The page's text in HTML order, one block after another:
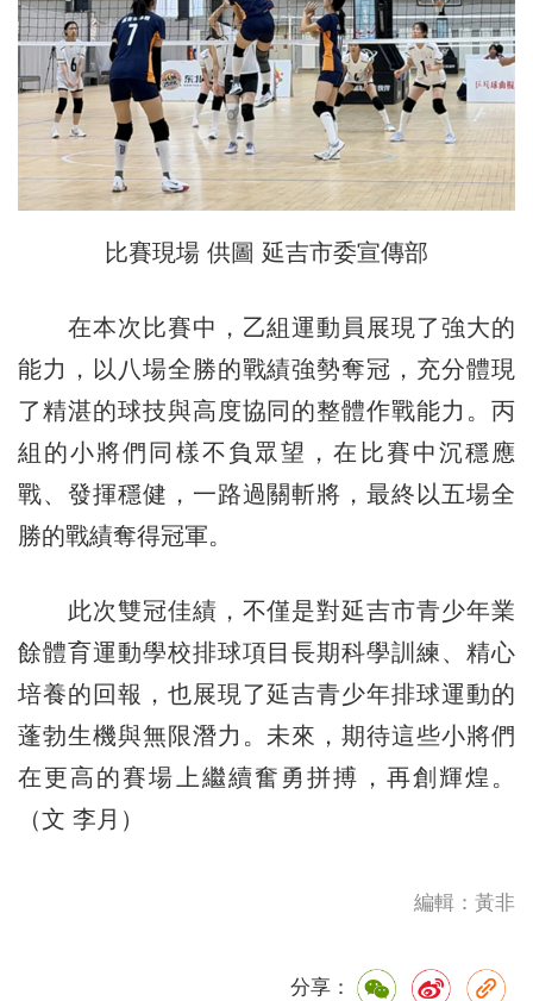
比賽現場 供圖 延吉市委宣傳部
在本次比賽中，乙組運動員展現了強大的
能力，以八場全勝的戰績強勢奪冠，充分體現
了精湛的球技與高度協同的整體作戰能力。丙
組的小將們同樣不負眾望，在比賽中沉穩應
戰、發揮穩健，一路過關斬將，最終以五場全
勝的戰績奪得冠軍。
此次雙冠佳績，不僅是對延吉市青少年業
餘體育運動學校排球項目長期科學訓練、精心
培養的回報，也展現了延吉青少年排球運動的
蓬勃生機與無限潛力。未來，期待這些小將們
在更高的賽場上繼續奮勇拼搏，再創輝煌。
（文 李月）
編輯：黃非
分享：